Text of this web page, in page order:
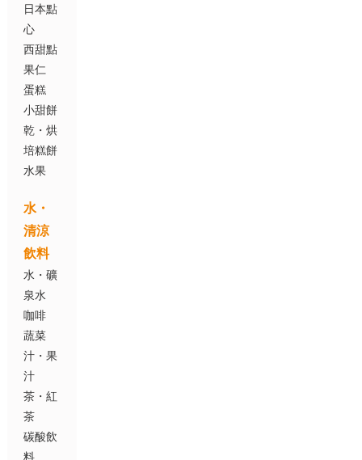
日本點
心
西甜點
果仁
蛋糕
小甜餅
乾・烘
培糕餅
水果
水・
清涼
飲料
水・礦
泉水
咖啡
蔬菜
汁・果
汁
茶・紅
茶
碳酸飲
料